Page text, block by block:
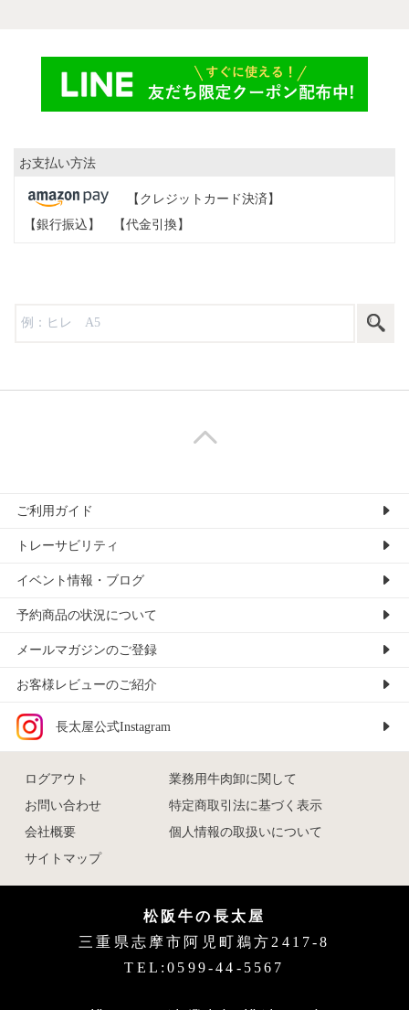
お支払い方法
【クレジットカード決済】
【銀行振込】
【代金引換】
ご利用ガイド
トレーサビリティ
イベント情報・ブログ
予約商品の状況について
メールマガジンのご登録
お客様レビューのご紹介
長太屋公式Instagram
ログアウト
業務用牛肉卸に関して
お問い合わせ
特定商取引法に基づく表示
会社概要
個人情報の取扱いについて
サイトマップ
松阪牛の長太屋
三重県志摩市阿児町鵜方2417-8
TEL:0599-44-5567